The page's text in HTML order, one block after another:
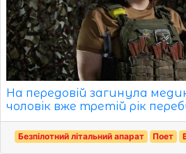
На передовій загинула
чоловік вже третій рік
Безпілотний літальний апарат Поет